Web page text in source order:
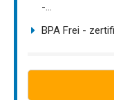
-...
BPA Frei -